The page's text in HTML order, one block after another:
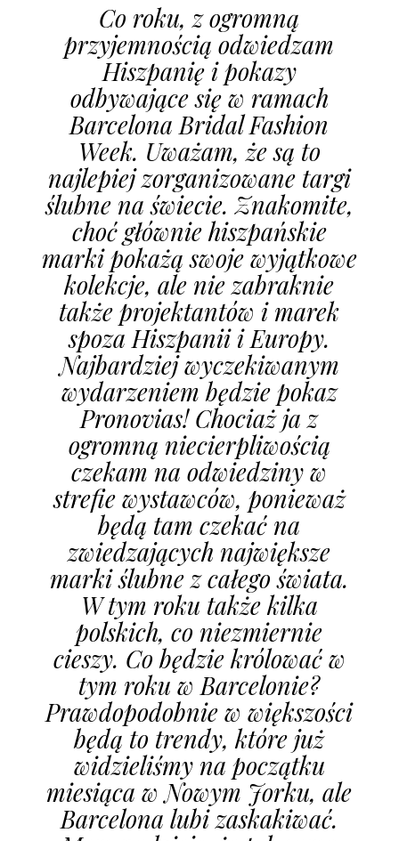
Co roku, z ogromną
przyjemnością odwiedzam
Hiszpanię i pokazy
odbywające się w ramach
Barcelona Bridal Fashion
Week. Uważam, że są to
najlepiej zorganizowane targi
ślubne na świecie. Znakomite,
choć głównie hiszpańskie
marki pokażą swoje wyjątkowe
kolekcje, ale nie zabraknie
także projektantów i marek
spoza Hiszpanii i Europy.
Najbardziej wyczekiwanym
wydarzeniem będzie pokaz
Pronovias! Chociaż ja z
ogromną niecierpliwością
czekam na odwiedziny w
strefie wystawców, ponieważ
będą tam czekać na
zwiedzających największe
marki ślubne z całego świata.
W tym roku także kilka
polskich, co niezmiernie
cieszy. Co będzie królować w
tym roku w Barcelonie?
Prawdopodobnie w większości
będą to trendy, które już
widzieliśmy na początku
miesiąca w Nowym Jorku, ale
Barcelona lubi zaskakiwać.